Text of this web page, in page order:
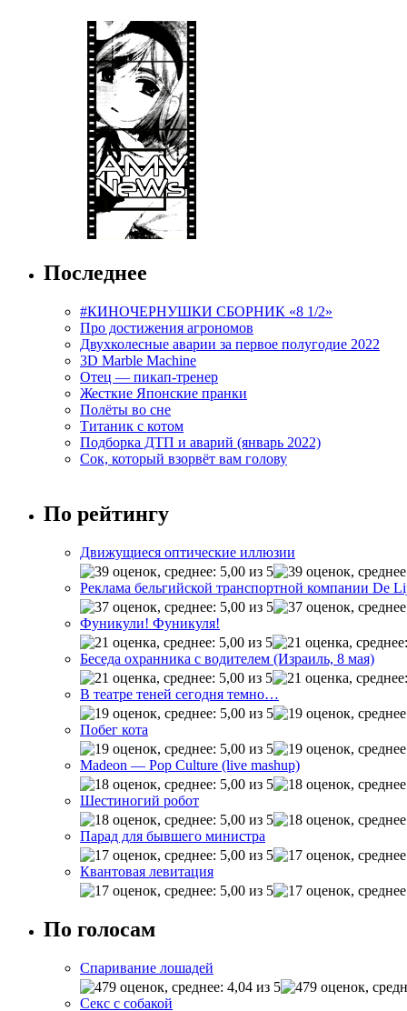
Последнее
#КИНОЧЕРНУШКИ СБОРНИК «8 1/2»
Про достижения агрономов
Двухколесные аварии за первое полугодие 2022
3D Marble Machine
Отец — пикап-тренер
Жесткие Японские пранки
Полёты во сне
Титаник с котом
Подборка ДТП и аварий (январь 2022)
Сок, который взорвёт вам голову
По рейтингу
Движущиеся оптические иллюзии
Реклама бельгийской транспортной компании De
Фуникули! Фуникуля!
Беседа охранника с водителем (Израиль, 8 мая)
В театре теней сегодня темно…
Побег кота
Madeon — Pop Culture (live mashup)
Шестиногий робот
Парад для бывшего министра
Квантовая левитация
По голосам
Спаривание лошадей
Секс с собакой